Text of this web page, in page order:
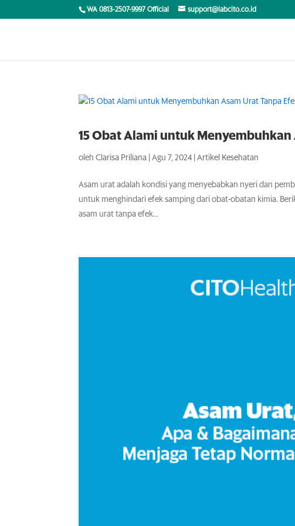
WA 0813-2507-9997 Official support@labcito.co.id
15 Obat Alami untuk Menyembuhkan
olehClarisa Priliana |Agu 7, 2024|Artikel Kesehatan
Asam urat adalah kondisi yang menyebabkan nyeri dan
untuk menghindari efek samping dari obat-obatan kimia.
asam urat tanpa efek...